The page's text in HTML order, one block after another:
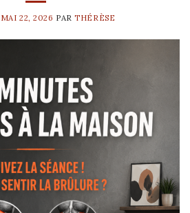
MAI 22, 2026 PARTHÉRÈSE